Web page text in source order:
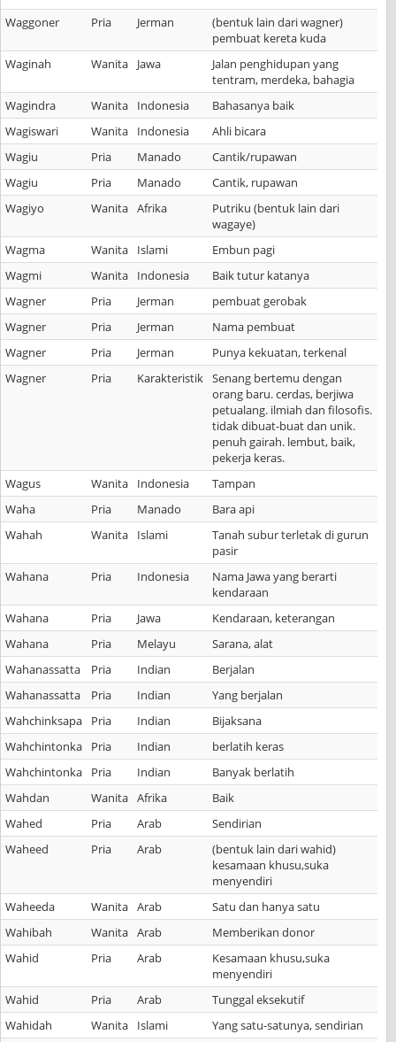
Waggoner Pria Jerman
(bentuk lain dari wagner)
pembuat kereta kuda
Waginah
Wanita Jawa
Jalan penghidupan yang
tentram, merdeka, bahagia
Wagindra
Wanita Indonesia
Bahasanya baik
Wagiswari
Wanita Indonesia
Ahli bicara
Wagiu
Pria Manado
Cantik/rupawan
Wagiu
Pria Manado
Cantik, rupawan
Wagiyo
Wanita Afrika
Putriku (bentuk lain dari
wagaye)
Wagma
Wanita Islami
Embun pagi
Wagmi
Wanita Indonesia
Baik tutur katanya
Wagner
Pria Jerman
pembuat gerobak
Wagner
Pria Jerman
Nama pembuat
Wagner
Pria Jerman
Punya kekuatan, terkenal
Wagner
Pria Karakteristik Senang bertemu dengan
orang baru. cerdas, berjiwa
petualang. ilmiah dan filosofis.
tidak dibuat-buat dan unik.
penuh gairah. lembut, baik,
pekerja keras.
Wagus
Wanita Indonesia
Tampan
Waha
Pria Manado
Bara api
Wahah
Wanita Islami
Tanah subur terletak di gurun
pasir
Wahana
Pria Indonesia
Nama Jawa yang berarti
kendaraan
Wahana
Pria Jawa
Kendaraan, keterangan
Wahana
Pria Melayu
Sarana, alat
Wahanassatta
Pria Indian
Berjalan
Wahanassatta
Pria Indian
Yang berjalan
Wahchinksapa
Pria Indian
Bijaksana
Wahchintonka
Pria Indian
berlatih keras
Wahchintonka
Pria Indian
Banyak berlatih
Wahdan
Wanita Afrika
Baik
Wahed
Pria Arab
Sendirian
Waheed
Pria Arab
(bentuk lain dari wahid)
kesamaan khusu,suka
menyendiri
Waheeda
Wanita Arab
Satu dan hanya satu
Wahibah
Wanita Arab
Memberikan donor
Wahid
Pria Arab
Kesamaan khusu,suka
menyendiri
Wahid
Pria Arab
Tunggal eksekutif
Wahidah
Wanita Islami
Yang satu-satunya, sendirian